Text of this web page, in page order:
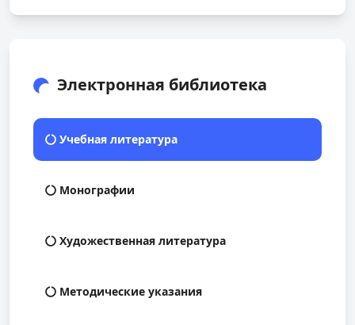
Электронная библиотека
Учебная литература
Монографии
Художественная литература
Методические указания